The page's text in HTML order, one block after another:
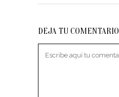
DEJA TU COMENTARIO